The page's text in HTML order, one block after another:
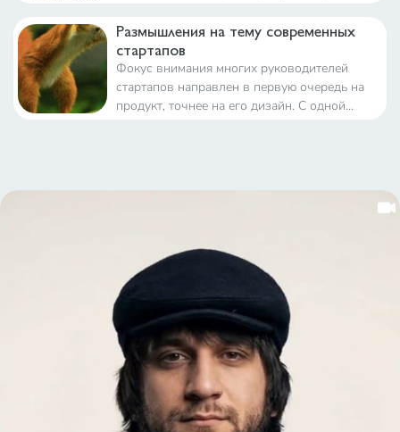
этот волнующий вопрос и проводится такая
сложная процедура, как анализ юзабилити
сайта
Размышления на тему современных
стартапов
Фокус внимания многих руководителей
стартапов направлен в первую очередь на
продукт, точнее на его дизайн. С одной